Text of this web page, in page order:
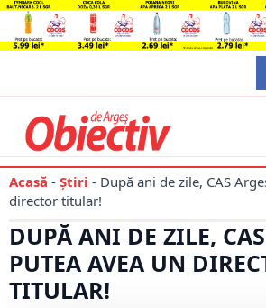
Acasă - Știri - După ani de zile, CAS
director titular!
DUPĂ ANI DE ZILE,
PUTEA AVEA UN
TITULAR!